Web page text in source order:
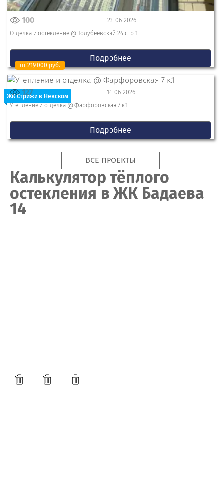
23-06-2026
100
Отделка и остекление @ Толубеевский 24 стр 1
Подробнее
ЖК Стрижи в Невском
от 219 000 руб.
14-06-2026
127
Утепление и отделка @ Фарфоровская 7 к.1
Подробнее
ВСЕ ПРОЕКТЫ
Калькулятор тёплого
остекления в ЖК Бадаева
14